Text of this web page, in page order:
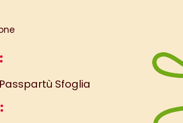
Sfoglia